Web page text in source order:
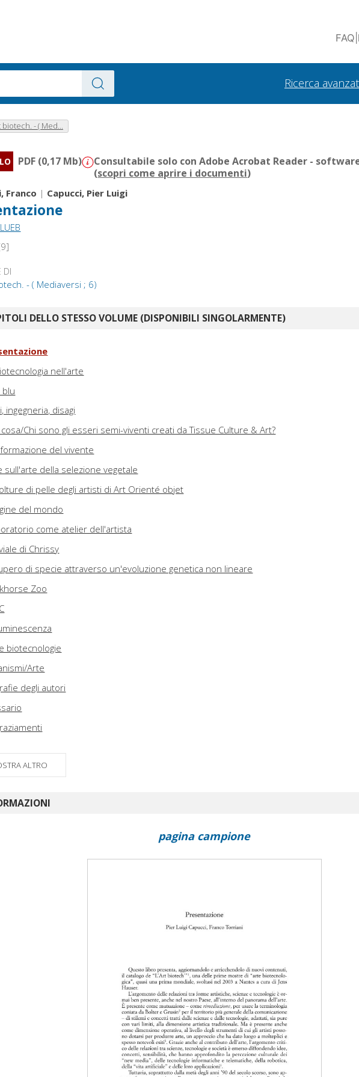
FAQ
Ricerca
biotech. - ( Med...
PDF (0,17 Mb)
Consultabile solo con Adobe Acrobat Reader -
(scopri come aprire i documenti)
Franco | Capucci, Pier Luigi
DI
- ( Mediaversi ; 6)
DELLO STESSO VOLUME (DISPONIBILI SINGOLARMENTE)
nell'arte
blu
ingegneria, disagi
cosa/Chi sono gli esseri semi-viventi creati da Tissue Culture & Art?
del vivente
sull'arte della selezione vegetale
di pelle degli artisti di Art Orienté objet
del mondo
come atelier dell'artista
di Chrissy
di specie attraverso un'evoluzione genetica non lineare
Zoo
biotecnologie
Arte
degli autori
ALTRO
pagina campione